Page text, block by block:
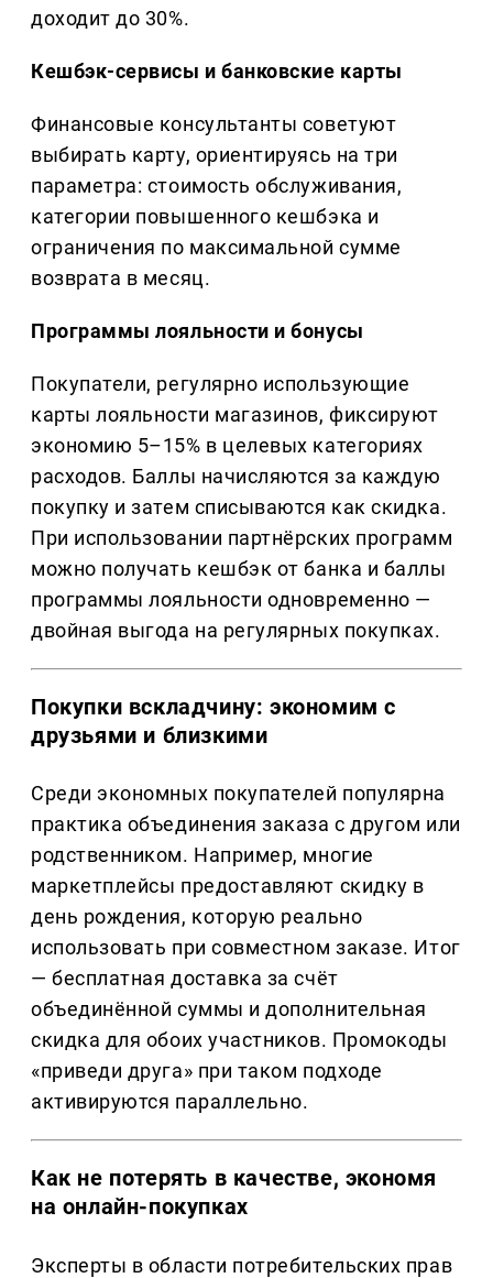
доходит до 30%.
Кешбэк-сервисы и банковские карты
Финансовые консультанты советуют
выбирать карту, ориентируясь на три
параметра: стоимость обслуживания,
категории повышенного кешбэка и
ограничения по максимальной сумме
возврата в месяц.
Программы лояльности и бонусы
Покупатели, регулярно использующие
карты лояльности магазинов, фиксируют
экономию 5–15% в целевых категориях
расходов. Баллы начисляются за каждую
покупку и затем списываются как скидка.
При использовании партнёрских программ
можно получать кешбэк от банка и баллы
программы лояльности одновременно —
двойная выгода на регулярных покупках.
Покупки вскладчину: экономим с
друзьями и близкими
Среди экономных покупателей популярна
практика объединения заказа с другом или
родственником. Например, многие
маркетплейсы предоставляют скидку в
день рождения, которую реально
использовать при совместном заказе. Итог
— бесплатная доставка за счёт
объединённой суммы и дополнительная
скидка для обоих участников. Промокоды
«приведи друга» при таком подходе
активируются параллельно.
Как не потерять в качестве, экономя
на онлайн-покупках
Эксперты в области потребительских прав